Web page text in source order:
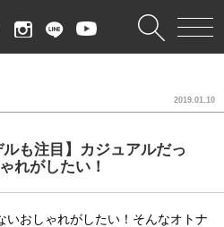
も注目】カジュアルだっ
れがしたい！
2019.01.10
いおしゃれがしたい！そんなオトナ